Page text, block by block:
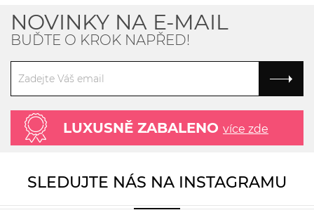
NOVINKY NA E-MAIL
BUĎTE O KROK NAPŘED!
LUXUSNĚ ZABALENO více zde
SLEDUJTE NÁS NA INSTAGRAMU